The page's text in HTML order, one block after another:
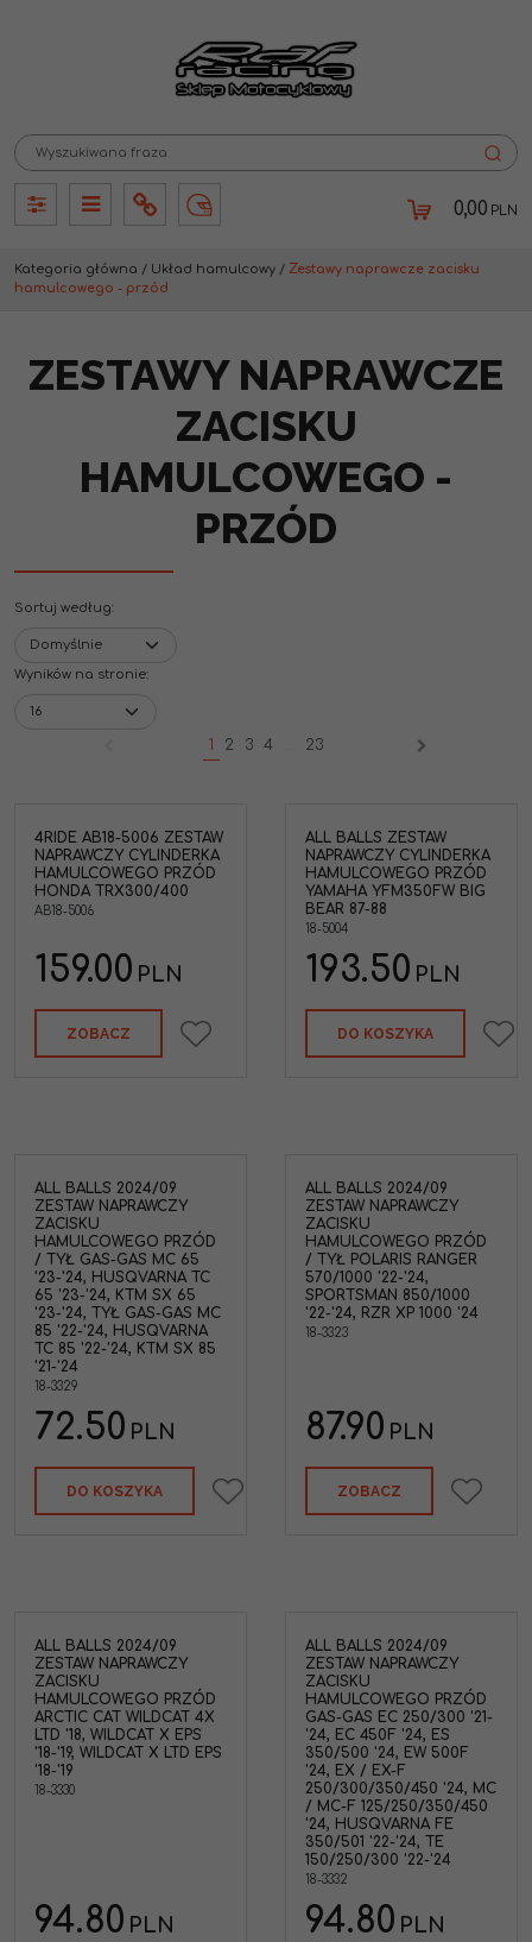
PanelPanelInfo Lang 0,00 PLN
Kategoria główna / Układ hamulcowy / Zestawy naprawcze zacisku
hamulcowego - przód
ZESTAWY NAPRAWCZE
ZACISKU
HAMULCOWEGO -
PRZÓD
Sortuj według:
Wyników na stronie:
1 2 3 4 23
4RIDE AB18-5006 ZESTAW
NAPRAWCZY CYLINDERKA
HAMULCOWEGO PRZÓD
HONDA TRX300/400
AB18-5006
159.00 PLN
ZOBACZ
All Balls 18-5004 Zestaw
naprawczy cylinderka
hamulcowego przód
Yamaha YFM350FW Big
ALL BALLS ZESTAW
NAPRAWCZY CYLINDERKA
HAMULCOWEGO PRZÓD
YAMAHA YFM350FW BIG
BEAR 87-88
18-5004
193.50 PLN
DO KOSZYKA
ALL BALLS 2024/09
ZESTAW NAPRAWCZY
ZACISKU
HAMULCOWEGO PRZÓD
/ TYŁ GAS-GAS MC 65
'23-'24, HUSQVARNA TC
65 '23-'24, KTM SX 65
'23-'24, TYŁ GAS-GAS MC
85 '22-'24, HUSQVARNA
TC 85 '22-'24, KTM SX 85
'21-'24
18-3329
72.50 PLN
DO KOSZYKA
ALL BALLS 2024/09
ZESTAW NAPRAWCZY
ZACISKU
HAMULCOWEGO PRZÓD
/ TYŁ POLARIS RANGER
570/1000 '22-'24,
SPORTSMAN 850/1000
'22-'24, RZR XP 1000 '24
18-3323
87.90 PLN
ZOBACZ
ALL BALLS 2024/09
ZESTAW NAPRAWCZY
ZACISKU
HAMULCOWEGO PRZÓD
ARCTIC CAT WILDCAT 4X
LTD '18, WILDCAT X EPS
'18-'19, WILDCAT X LTD EPS
'18-'19
18-3330
94.80 PLN
ALL BALLS 2024/09
ZESTAW NAPRAWCZY
ZACISKU
HAMULCOWEGO PRZÓD
GAS-GAS EC 250/300 '21-
'24, EC 450F '24, ES
350/500 '24, EW 500F
'24, EX / EX-F
250/300/350/450 '24, MC
/ MC-F 125/250/350/450
'24, HUSQVARNA FE
350/501 '22-'24, TE
150/250/300 '22-'24
18-3332
94.80 PLN